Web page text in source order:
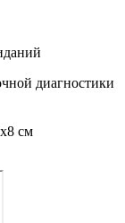
диагностики
см